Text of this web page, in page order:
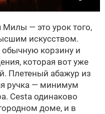
Милы — это урок того,
искусством.
обычную корзину и
которая вот уже
Плетеный абажур из
ручка — минимум
Cesta одинаково
доме, и в